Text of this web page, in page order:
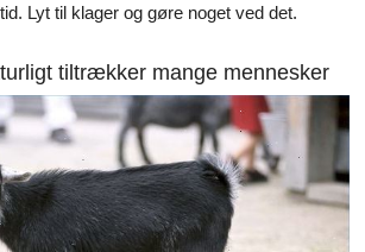
Lyt til klager og gøre noget ved det.
tiltrækker mange mennesker